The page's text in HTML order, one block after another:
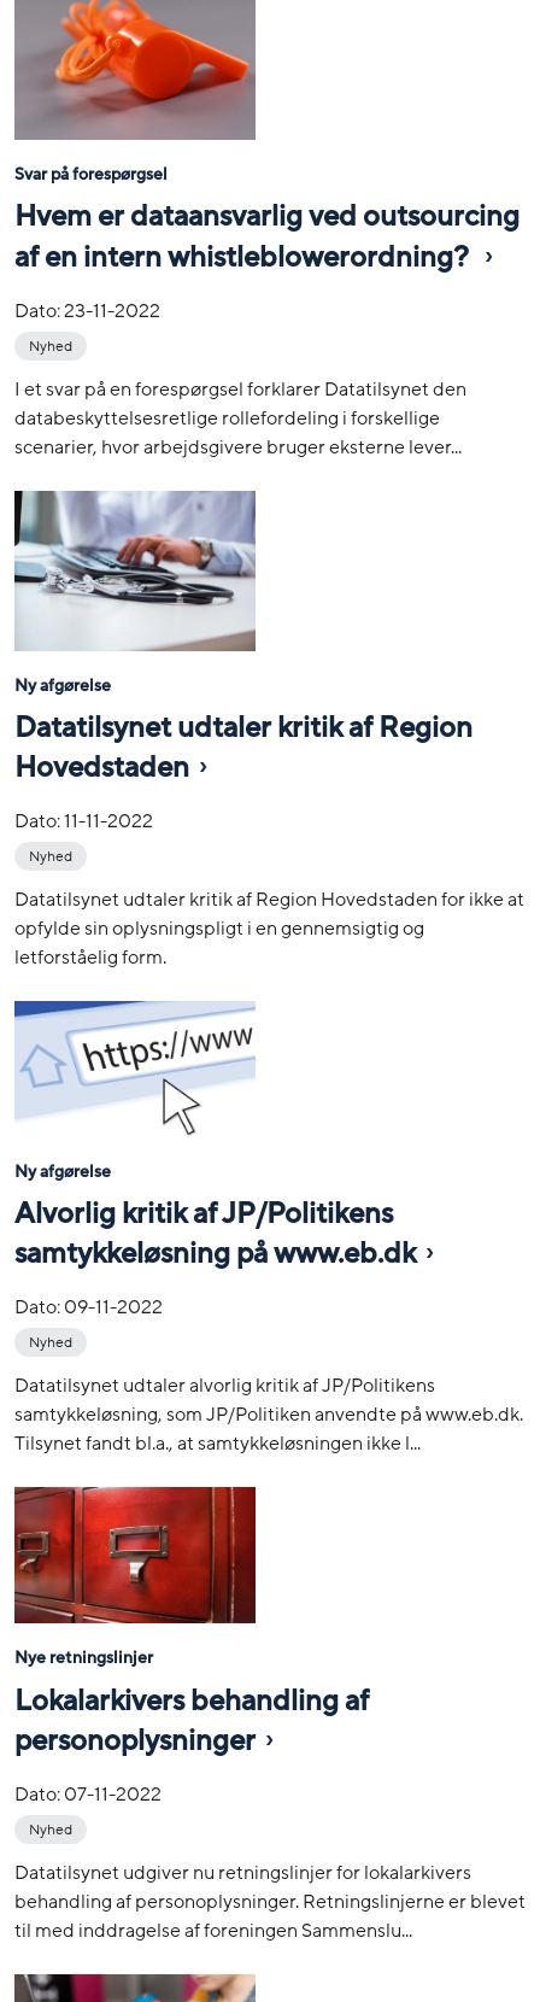
Svar på forespørgsel
Hvem er dataansvarlig ved outsourcing
af en intern whistleblowerordning?
Dato:23-11-2022
Nyhed
I et svar på en forespørgsel forklarer Datatilsynet den
databeskyttelsesretlige rollefordeling i forskellige
scenarier, hvor arbejdsgivere bruger eksterne lever...
Ny afgørelse
Datatilsynet udtaler kritik af Region
Hovedstaden
Dato:11-11-2022
Nyhed
Datatilsynet udtaler kritik af Region Hovedstaden for ikke at
opfylde sin oplysningspligt i en gennemsigtig og
letforståelig form.
Ny afgørelse
Alvorlig kritik af JP/Politikens
samtykkeløsning på www.eb.dk
Dato:09-11-2022
Nyhed
Datatilsynet udtaler alvorlig kritik af JP/Politikens
samtykkeløsning, som JP/Politiken anvendte på www.eb.dk.
Tilsynet fandt bl.a., at samtykkeløsningen ikke l...
Nye retningslinjer
Lokalarkivers behandling af
personoplysninger
Dato:07-11-2022
Nyhed
Datatilsynet udgiver nu retningslinjer for lokalarkivers
behandling af personoplysninger. Retningslinjerne er blevet
til med inddragelse af foreningen Sammenslu...